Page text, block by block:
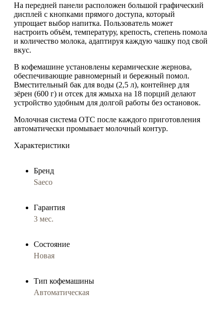
На передней панели расположен большой графический
дисплей с кнопками прямого доступа, который
упрощает выбор напитка. Пользователь может
настроить объём, температуру, крепость, степень помола
и количество молока, адаптируя каждую чашку под свой
вкус.
В кофемашине установлены керамические жернова,
обеспечивающие равномерный и бережный помол.
Вместительный бак для воды (2,5 л), контейнер для
зёрен (600 г) и отсек для жмыха на 18 порций делают
устройство удобным для долгой работы без остановок.
Молочная система OTC после каждого приготовления
автоматически промывает молочный контур.
Характеристики
Бренд
Saeco
Гарантия
3 мес.
Состояние
Новая
Тип кофемашины
Автоматическая